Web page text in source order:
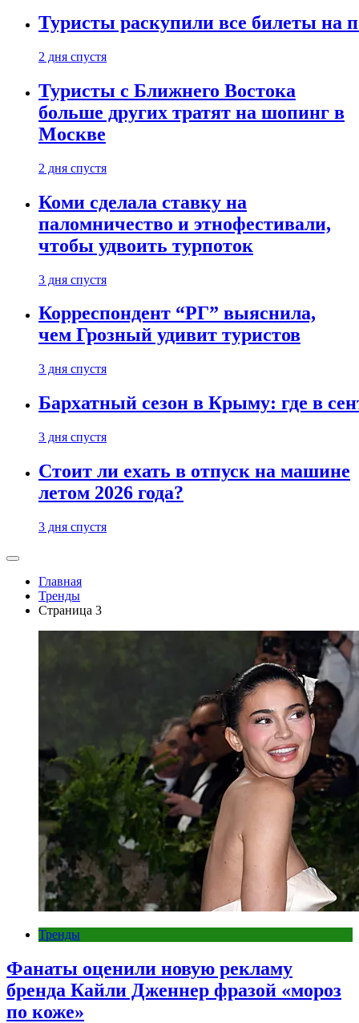
Туристы раскупили все билеты на
2 дня спустя
Туристы с Ближнего Востока
больше других тратят на шопинг в
Москве
2 дня спустя
Коми сделала ставку на
паломничество и этнофестивали,
чтобы удвоить турпоток
3 дня спустя
Корреспондент “РГ” выяснила,
чем Грозный удивит туристов
3 дня спустя
Бархатный сезон в Крыму: где в
3 дня спустя
Стоит ли ехать в отпуск на машине
летом 2026 года?
3 дня спустя
Главная
Тренды
Страница 3
Тренды
Фанаты оценили новую рекламу
бренда Кайли Дженнер фразой «мороз
по коже»